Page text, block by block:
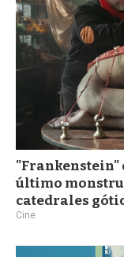
"Frankenstein"
último
catedrales
Cine